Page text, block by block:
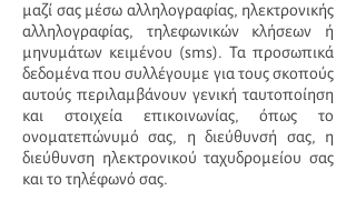
μαζί σας μέσω αλληλογραφίας, ηλεκτρονικής
αλληλογραφίας, τηλεφωνικών κλήσεων ή
μηνυμάτων κειμένου (sms). Τα προσωπικά
δεδομένα που συλλέγουμε για τους σκοπούς
αυτούς περιλαμβάνουν γενική ταυτοποίηση
και στοιχεία επικοινωνίας, όπως το
ονοματεπώνυμό σας, η διεύθυνσή σας, η
διεύθυνση ηλεκτρονικού ταχυδρομείου σας
και το τηλέφωνό σας.